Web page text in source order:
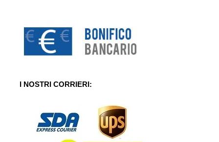
I NOSTRI CORRIERI: